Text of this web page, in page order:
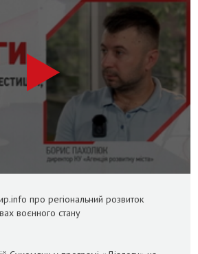
про регіональний розвиток
воєнного стану